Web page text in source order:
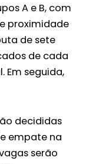
A e B, com
proximidade
de sete
de cada
Em seguida,
decididas
empate na
serão